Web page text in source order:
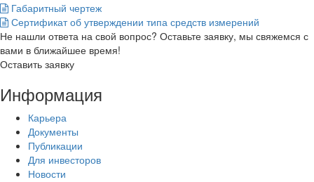
Габаритный чертеж
Сертификат об утверждении типа средств измерений
Не нашли ответа на свой вопрос? Оставьте заявку, мы свяжемся с
вами в ближайшее время!
Оставить заявку
Информация
Карьера
Документы
Публикации
Для инвесторов
Новости